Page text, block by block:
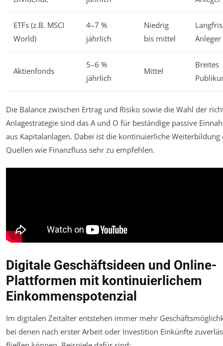
ETFs (z.B. MSCI
World)
4–7 %
jährlich
Niedrig
bis mittel
Anleger
Aktienfonds
5–6 %
jährlich
Mittel
Breites
Die Balance zwischen Ertrag und Risiko sowie die Wahl der
Anlagestrategie sind das A und O für beständige passive
aus Kapitalanlagen. Dabei ist die kontinuierliche Weiterbildung
Quellen wie Finanzfluss sehr zu empfehlen.
Digitale Geschäftsideen und Online-
Plattformen mit kontinuierlichem
Einkommenspotenzial
Im digitalen Zeitalter entstehen immer mehr
bei denen nach erster Arbeit oder Investition Einkünfte